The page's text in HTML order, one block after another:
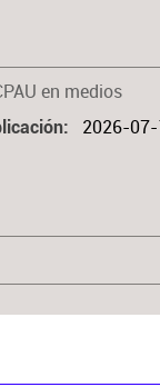
en medios
2026-